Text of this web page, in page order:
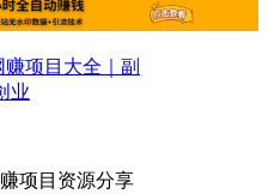
项目资源分享